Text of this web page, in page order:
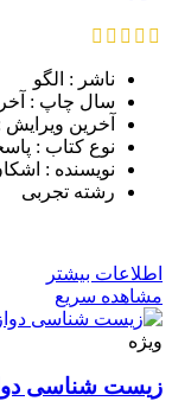
ناشر : الگو
سال چاپ :
آخرین
نوع کتاب :
نویسنده :
رشته تجربی
اطلاعات بیشتر
مشاهده سریع
ویژه
زیست شناسی